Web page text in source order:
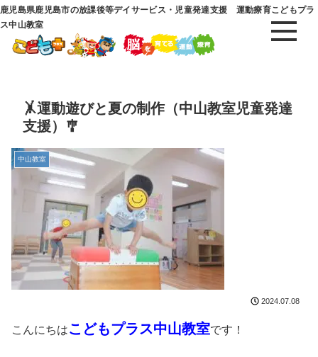
鹿児島県鹿児島市の放課後等デイサービス・児童発達支援 運動療育こどもプラ
ス中山教室
🤸運動遊びと夏の制作（中山教室児童発達
支援）🎐
中山教室
2024.07.08
こんにちはこどもプラス中山教室です！